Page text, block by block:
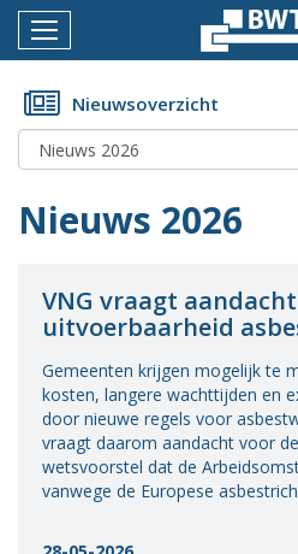
Menu
Home
Nieuws
Documenten
Dossiers
Fotoalbums
Opleidingen
Over
BWT
Nieuwsoverzicht
Nieuws 2026
VNG vraagt
uitvoerbaarheid
Gemeenten krijgen mogelijk te
kosten, langere wachttijden en
door nieuwe regels voor
vraagt daarom aandacht voor
wetsvoorstel dat de
vanwege de Europese